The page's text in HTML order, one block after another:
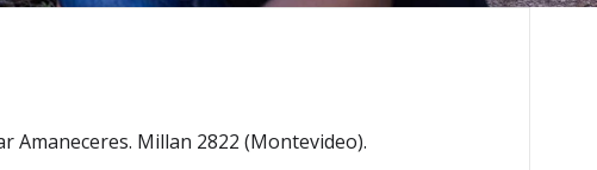
Amaneceres. Millan 2822 (Montevideo).